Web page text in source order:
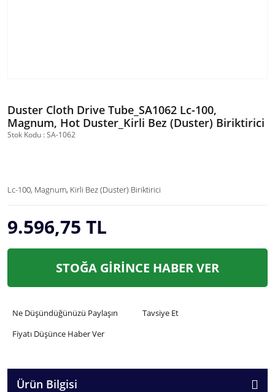
Duster Cloth Drive Tube_SA1062 Lc-100,
Magnum, Hot Duster_Kirli Bez (Duster) Biriktirici
Stok Kodu : SA-1062
Lc-100, Magnum, Kirli Bez (Duster) Biriktirici
9.596,75 TL
STOĞA GİRİNCE HABER VER
Ne Düşündüğünüzü Paylaşın
Tavsiye Et
Fiyatı Düşünce Haber Ver
Ürün Bilgisi